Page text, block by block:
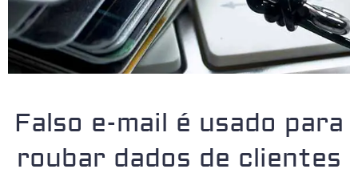
Falso e-mail é usado para
roubar dados de clientes